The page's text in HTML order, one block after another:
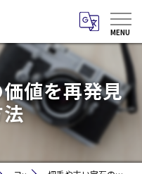
値を再発見